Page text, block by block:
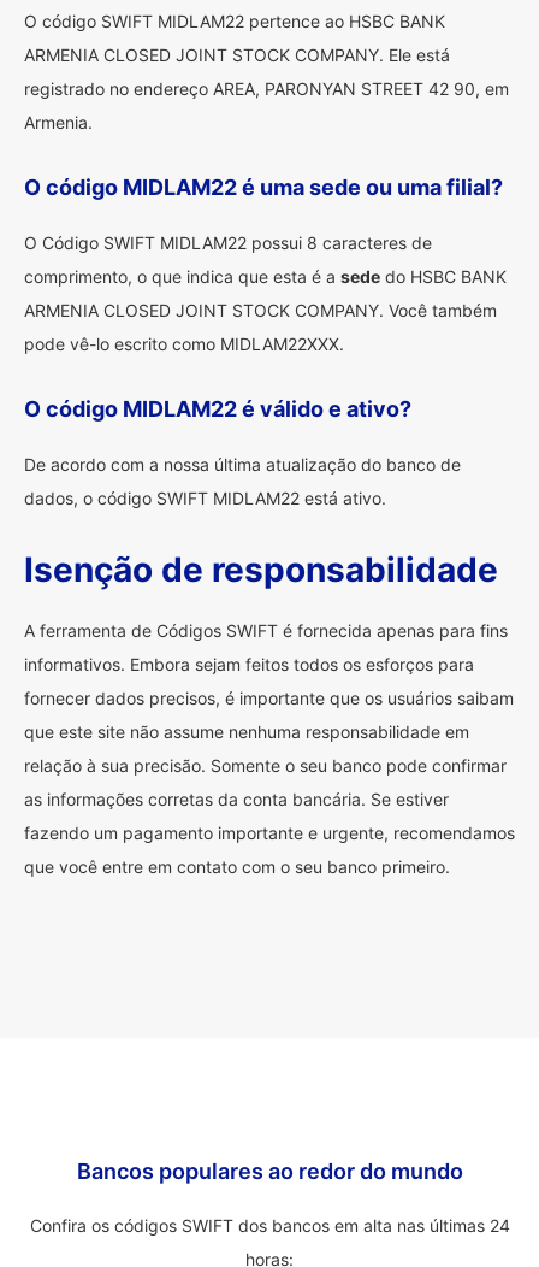
O código SWIFT MIDLAM22 pertence ao HSBC BANK
ARMENIA CLOSED JOINT STOCK COMPANY. Ele está
registrado no endereço AREA, PARONYAN STREET 42 90, em
Armenia.
O código MIDLAM22 é uma sede ou uma filial?
O Código SWIFT MIDLAM22 possui 8 caracteres de
comprimento, o que indica que esta é a sede do HSBC BANK
ARMENIA CLOSED JOINT STOCK COMPANY. Você também
pode vê-lo escrito como MIDLAM22XXX.
O código MIDLAM22 é válido e ativo?
De acordo com a nossa última atualização do banco de
dados, o código SWIFT MIDLAM22 está ativo.
Isenção de responsabilidade
A ferramenta de Códigos SWIFT é fornecida apenas para fins
informativos. Embora sejam feitos todos os esforços para
fornecer dados precisos, é importante que os usuários saibam
que este site não assume nenhuma responsabilidade em
relação à sua precisão. Somente o seu banco pode confirmar
as informações corretas da conta bancária. Se estiver
fazendo um pagamento importante e urgente, recomendamos
que você entre em contato com o seu banco primeiro.
Bancos populares ao redor do mundo
Confira os códigos SWIFT dos bancos em alta nas últimas 24
horas: